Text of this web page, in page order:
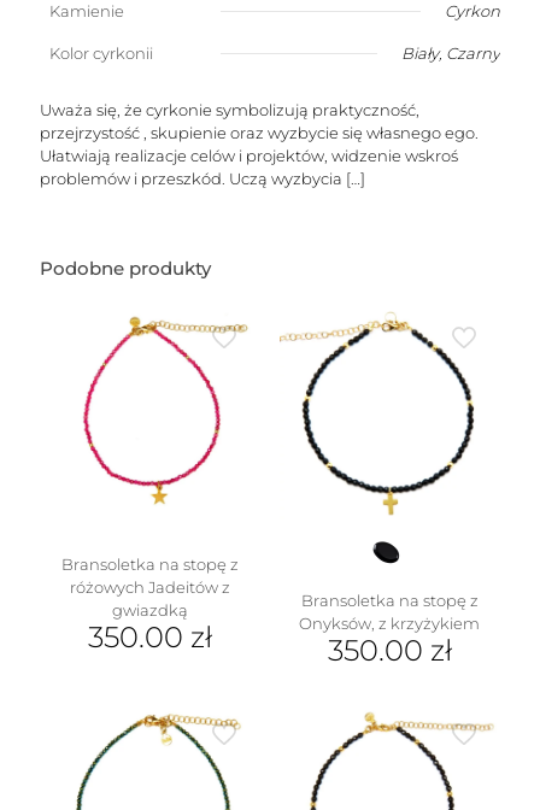
Kamienie Cyrkon
Kolor cyrkonii Biały, Czarny
Uważa się, że cyrkonie symbolizują praktyczność,
przejrzystość , skupienie oraz wyzbycie się własnego ego.
Ułatwiają realizacje celów i projektów, widzenie wskroś
problemów i przeszkód. Uczą wyzbycia […]
Podobne produkty
Bransoletka na stopę z
różowych Jadeitów z
gwiazdką
350.00 zł
Bransoletka na stopę z
Onyksów, z krzyżykiem
350.00 zł